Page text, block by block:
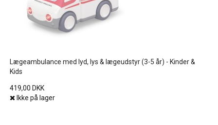
Lægeambulance med lyd, lys & lægeudstyr (3-5 år) - Kinder &
Kids
419,00 DKK
Ikke på lager